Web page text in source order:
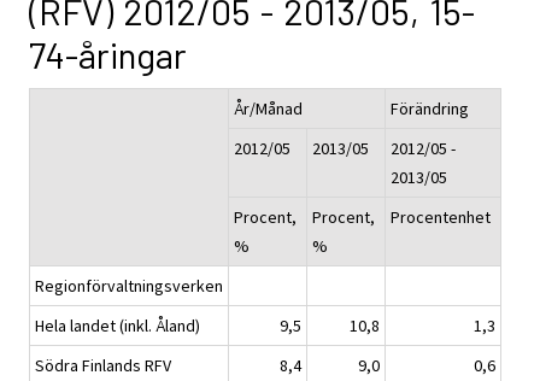
(RFV) 2012/05 - 2013/05, 15-
74-åringar
År/Månad
Förändring
2012/05
2013/05
2012/05 -
2013/05
Procent,
%
Procent,
%
Procentenhet
Regionförvaltningsverken
Hela landet (inkl. Åland)
9,5 10,8
1,3
Södra Finlands RFV
8,4 9,0
0,6